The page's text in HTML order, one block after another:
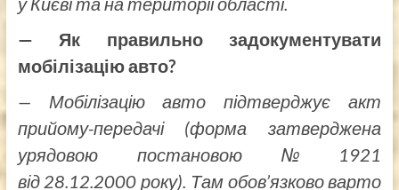
— Як правильно задокументувати
мобілізацію авто?
— Мобілізацію авто підтверджує акт
прийому-передачі (форма затверджена
урядовою постановою № 1921
від 28.12.2000 року). Там обов’язково варто